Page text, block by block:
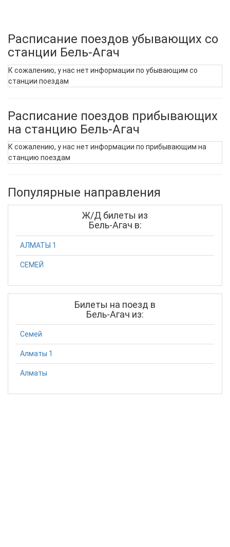
Расписание поездов убывающих со
станции Бель-Агач
К сожалению, у нас нет информации по убывающим со
станции поездам
Расписание поездов прибывающих
на станцию Бель-Агач
К сожалению, у нас нет информации по прибывающим на
станцию поездам
Популярные направления
Ж/Д билеты из
Бель-Агач в:
АЛМАТЫ 1
СЕМЕЙ
Билеты на поезд в
Бель-Агач из:
Семей
Алматы 1
Алматы